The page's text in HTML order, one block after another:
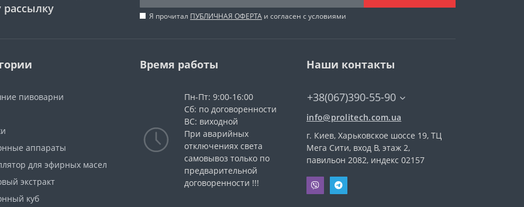
Я прочитал ПУБЛИЧНАЯ ОФЕРТА и согласен с условиями
пивоварни
аппараты
для эфирных масел
экстракт
куб
Время работы
Пн-Пт: 9:00-16:00
Сб: по договоренности
ВС: виходной
При аварийных
отключениях света
самовывоз только по
предварительной
договоренности !!!
Наши контакты
+38(067)390-55-90
info@prolitech.com.ua
г. Киев, Харьковское шоссе 19, ТЦ
Мега Сити, вход В, этаж 2,
павильон 2082, индекс 02157